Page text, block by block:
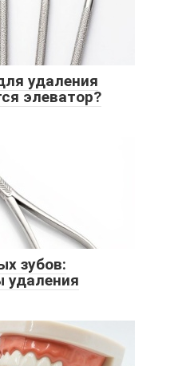
удаления
элеватор?
зубов:
удаления